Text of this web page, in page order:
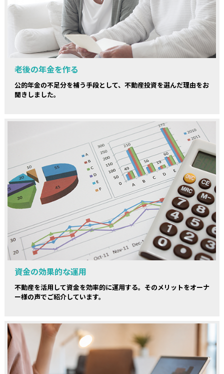
老後の年金を作る
公的年金の不足分を補う手段として、不動産投資を選んだ理由をお
聞きしました。
資金の効果的な運用
不動産を活用して資金を効率的に運用する。そのメリットをオーナ
ー様の声でご紹介しています。